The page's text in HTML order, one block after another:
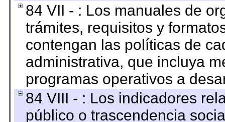
84 VII - : Los manuales de
trámites, requisitos y
contengan las políticas de
administrativa, que incluya
programas operativos a
84 VIII - : Los indicadores
público o trascendencia